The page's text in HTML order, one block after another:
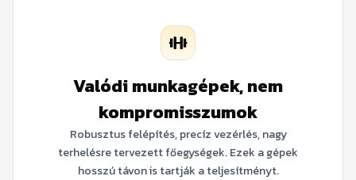
Valódi munkagépek, nem
kompromisszumok
Robusztus felépítés, precíz vezérlés, nagy
terhelésre tervezett főegységek. Ezek a gépek
hosszú távon is tartják a teljesítményt.